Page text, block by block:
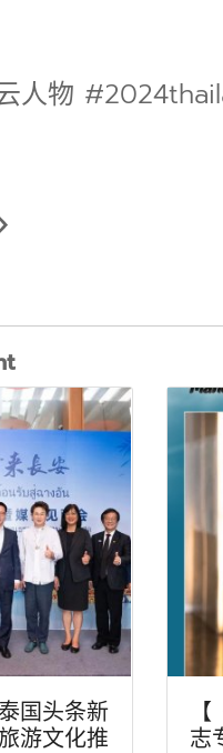
人物
国头条新
游文化推
志